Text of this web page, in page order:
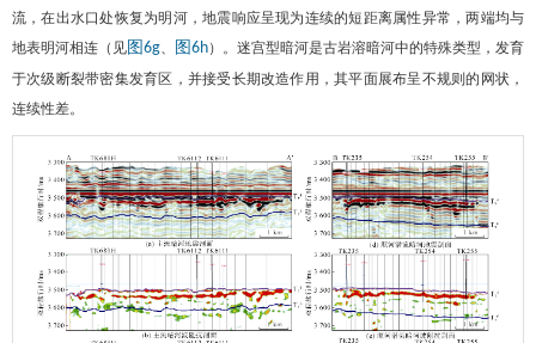
流，在出水口处恢复为明河，地震响应呈现为连续的短距离属性异常，两端均与
地表明河相连（见图6g、 图6h）。迷宫型暗河是古岩溶暗河中的特殊类型，发育
于次级断裂带密集发育区，并接受长期改造作用，其平面展布呈不规则的网状，
连续性差。